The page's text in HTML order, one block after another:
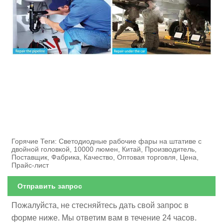
Горячие Теги: Светодиодные рабочие фары на штативе с
двойной головкой, 10000 люмен, Китай, Производитель,
Поставщик, Фабрика, Качество, Оптовая торговля, Цена,
Прайс-лист
Отправить запрос
Пожалуйста, не стесняйтесь дать свой запрос в
форме ниже. Мы ответим вам в течение 24 часов.